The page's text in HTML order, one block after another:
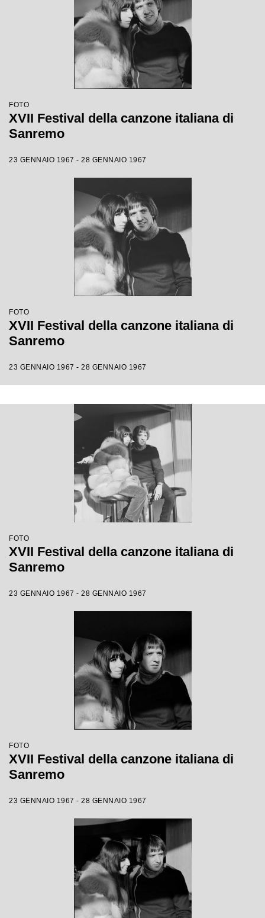
FOTO
XVII Festival della canzone italiana di
Sanremo
23 GENNAIO 1967 - 28 GENNAIO 1967
FOTO
XVII Festival della canzone italiana di
Sanremo
23 GENNAIO 1967 - 28 GENNAIO 1967
FOTO
XVII Festival della canzone italiana di
Sanremo
23 GENNAIO 1967 - 28 GENNAIO 1967
FOTO
XVII Festival della canzone italiana di
Sanremo
23 GENNAIO 1967 - 28 GENNAIO 1967